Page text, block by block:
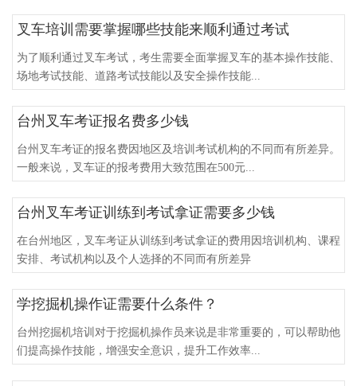
叉车培训需要掌握哪些技能来顺利通过考试
为了顺利通过叉车考试，考生需要全面掌握叉车的基本操作技能、
场地考试技能、道路考试技能以及安全操作技能...
台州叉车考证报名费多少钱
台州叉车考证的报名费因地区及培训考试机构的不同而有所差异。
一般来说，叉车证的报考费用大致范围在500元...
台州叉车考证训练到考试拿证需要多少钱
在台州地区，叉车考证从训练到考试拿证的费用因培训机构、课程
安排、考试机构以及个人选择的不同而有所差异
学挖掘机操作证需要什么条件？
台州挖掘机培训对于挖掘机操作员来说是非常重要的，可以帮助他
们提高操作技能，增强安全意识，提升工作效率...